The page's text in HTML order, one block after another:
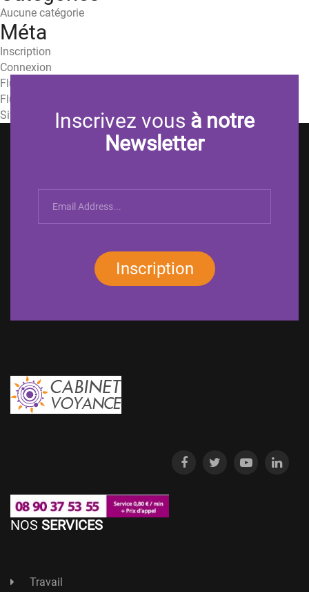
Aucune catégorie
Méta
Inscription
Connexion
Flux des publications
Flux des commentaires
Site de WordPress-FRInscrivez vous à notre
Newsletter
Inscription
NOS SERVICES
Travail